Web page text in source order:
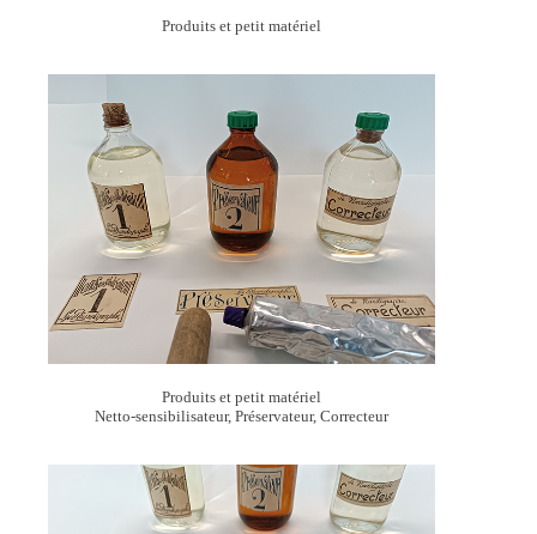
Produits et petit matériel
Produits et petit matériel
Netto-sensibilisateur, Préservateur, Correcteur